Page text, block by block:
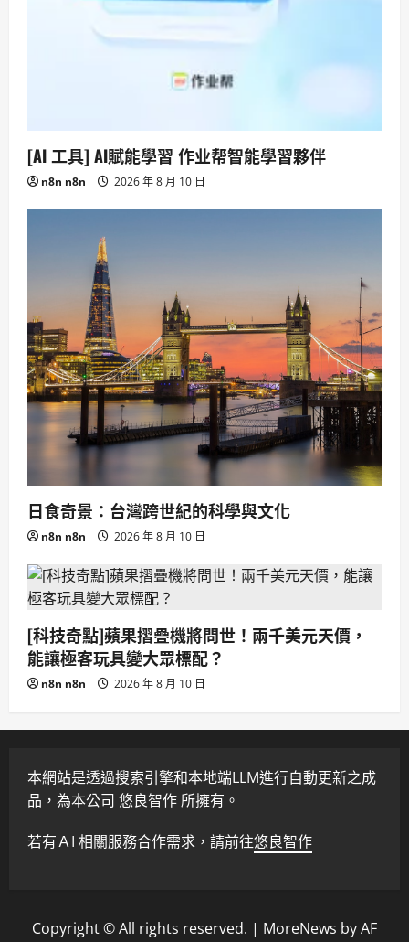
[AI 工具] AI賦能學習 作业帮智能學習夥伴
n8n n8n 2026 年 8 月 10 日
日食奇景：台灣跨世紀的科學與文化
n8n n8n 2026 年 8 月 10 日
[科技奇點]蘋果摺疊機將問世！兩千美元天價，
能讓極客玩具變大眾標配？
n8n n8n 2026 年 8 月 10 日
本網站是透過搜索引擎和本地端LLM進行自動更新之成
品，為本公司 悠良智作 所擁有。
若有ＡI 相關服務合作需求，請前往悠良智作
Copyright © All rights reserved. | MoreNews by AF